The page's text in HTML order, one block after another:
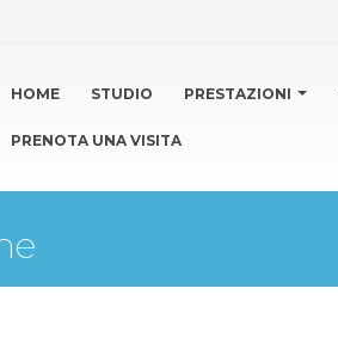
HOME STUDIO PRESTAZIONI
PRENOTA UNA VISITA